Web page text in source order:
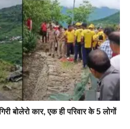
बोलेरो कार, एक ही परिवार के 5 लोगों